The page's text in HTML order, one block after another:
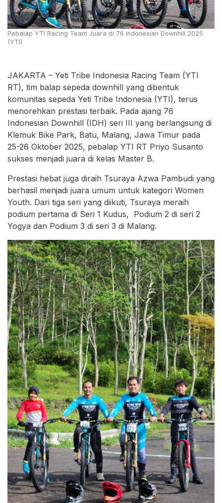
Pebalap YTI Racing Team Juara di 76 Indonesian Downhill 2025
(YTI)
JAKARTA – Yeti Tribe Indonesia Racing Team (YTI
RT), tim balap sepeda downhill yang dibentuk
komunitas sepeda Yeti Tribe Indonesia (YTI), terus
menorehkan prestasi terbaik. Pada ajang 76
Indonesian Downhill (IDH) seri III yang berlangsung di
Klemuk Bike Park, Batu, Malang, Jawa Timur pada
25-26 Oktober 2025, pebalap YTI RT Priyo Susanto
sukses menjadi juara di kelas Master B.
Prestasi hebat juga diraih Tsuraya Azwa Pambudi yang
berhasil menjadi juara umum untuk kategori Women
Youth. Dari tiga seri yang diikuti, Tsuraya meraih
podium pertama di Seri 1 Kudus, Podium 2 di seri 2
Yogya dan Podium 3 di seri 3 di Malang.